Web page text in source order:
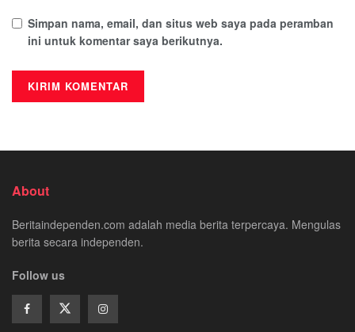
Simpan nama, email, dan situs web saya pada peramban
ini untuk komentar saya berikutnya.
About
Beritaindependen.com adalah media berita terpercaya. Mengulas
berita secara independen.
Follow us